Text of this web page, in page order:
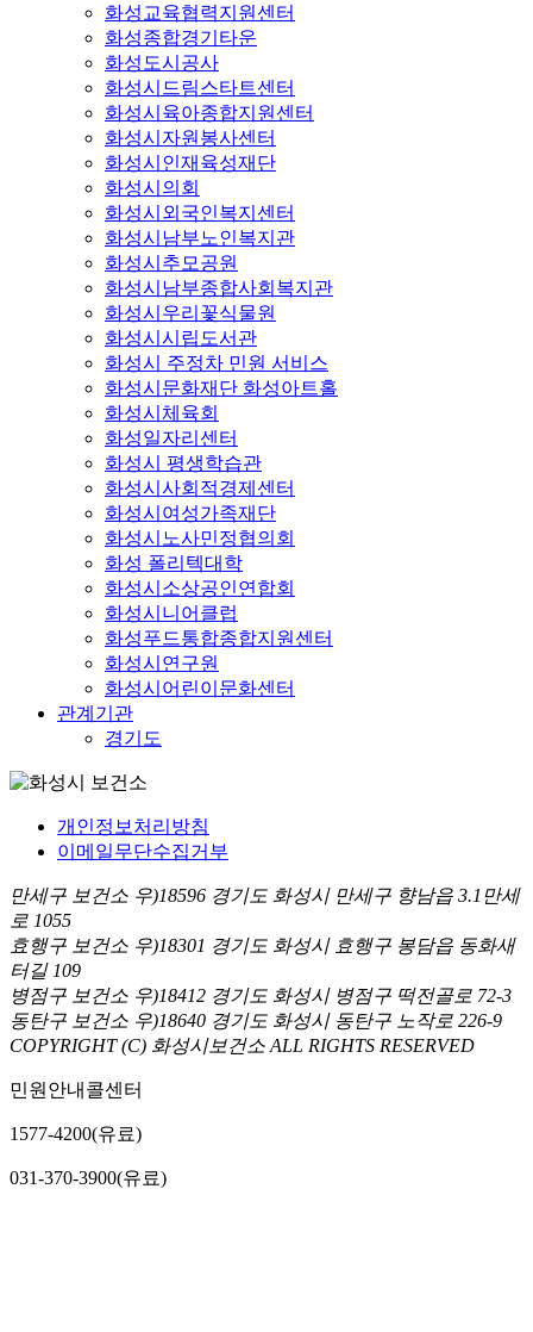
화성교육협력지원센터
화성종합경기타운
화성도시공사
화성시드림스타트센터
화성시육아종합지원센터
화성시자원봉사센터
화성시인재육성재단
화성시의회
화성시외국인복지센터
화성시남부노인복지관
화성시추모공원
화성시남부종합사회복지관
화성시우리꽃식물원
화성시시립도서관
화성시 주정차 민원 서비스
화성시문화재단 화성아트홀
화성시체육회
화성일자리센터
화성시 평생학습관
화성시사회적경제센터
화성시여성가족재단
화성시노사민정협의회
화성 폴리텍대학
화성시소상공인연합회
화성시니어클럽
화성푸드통합종합지원센터
화성시연구원
화성시어린이문화센터
관계기관
경기도
개인정보처리방침
이메일무단수집거부
만세구 보건소 우)18596 경기도 화성시 만세구 향남읍 3.1만세
로 1055
효행구 보건소 우)18301 경기도 화성시 효행구 봉담읍 동화새
터길 109
병점구 보건소 우)18412 경기도 화성시 병점구 떡전골로 72-3
동탄구 보건소 우)18640 경기도 화성시 동탄구 노작로 226-9
COPYRIGHT (C) 화성시보건소 ALL RIGHTS RESERVED
민원안내콜센터
1577-4200(유료)
031-370-3900(유료)